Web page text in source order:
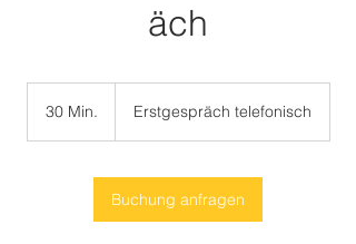
äch
30 Min.
i
.
Erstgespräch telefonisch
Buchung anfragen